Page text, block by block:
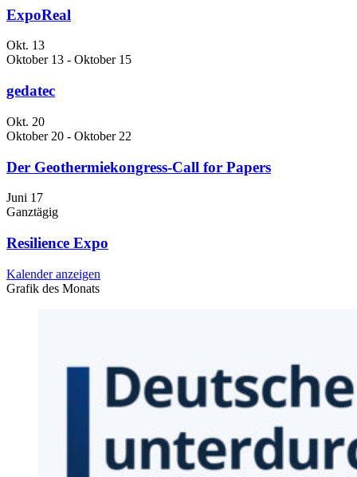
ExpoReal
Okt. 13
Oktober 13 - Oktober 15
gedatec
Okt. 20
Oktober 20 - Oktober 22
Der Geothermiekongress-Call for Papers
Juni 17
Ganztägig
Resilience Expo
Kalender anzeigen
Grafik des Monats